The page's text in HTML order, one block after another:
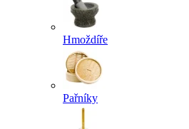
Hmoždíře
Pařníky